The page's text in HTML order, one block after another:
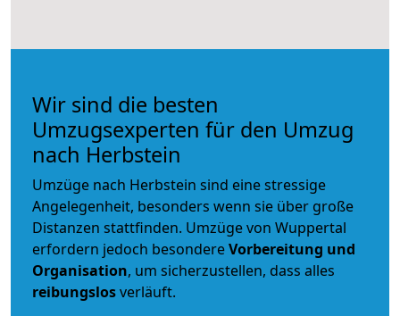
Wir sind die besten
Umzugsexperten für den Umzug
nach Herbstein
Umzüge nach Herbstein sind eine stressige
Angelegenheit, besonders wenn sie über große
Distanzen stattfinden. Umzüge von Wuppertal
erfordern jedoch besondereVorbereitung und
Organisation, um sicherzustellen, dass alles
reibungslosverläuft.